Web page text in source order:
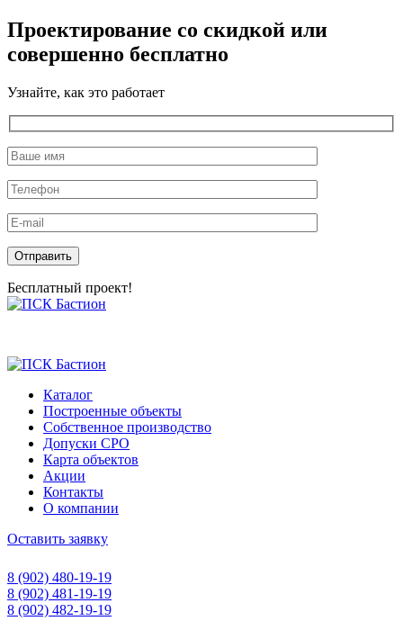
Проектирование со скидкой или
совершенно бесплатно
Узнайте, как это работает
Оставьте это поле пустым.
Бесплатный проект!
Skip
Каталог
Построенные объекты
Собственное производство
Допуски СРО
Карта объектов
Акции
Контакты
О компании
Оставить заявку
8 (902) 480-19-19
8 (902) 481-19-19
8 (902) 482-19-19